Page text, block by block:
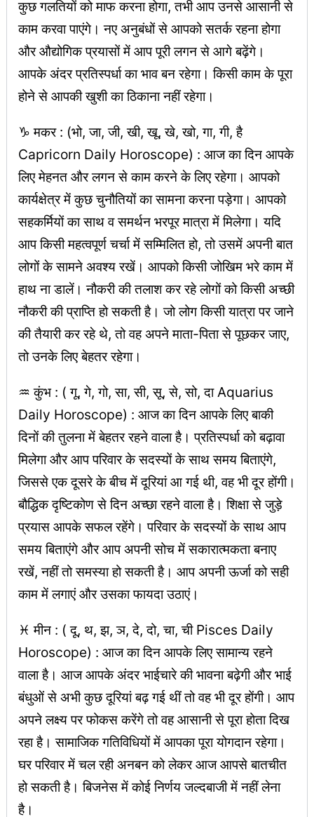
कुछ गलतियों को माफ करना होगा, तभी आप उनसे आसानी से
काम करवा पाएंगे। नए अनुबंधों से आपको सतर्क रहना होगा
और औद्योगिक प्रयासों में आप पूरी लगन से आगे बढ़ेंगे।
आपके अंदर प्रतिस्पर्धा का भाव बन रहेगा। किसी काम के पूरा
होने से आपकी खुशी का ठिकाना नहीं रहेगा।
♑ मकर : (भो, जा, जी, खी, खू, खे, खो, गा, गी, है
Capricorn Daily Horoscope) : आज का दिन आपके
लिए मेहनत और लगन से काम करने के लिए रहेगा। आपको
कार्यक्षेत्र में कुछ चुनौतियों का सामना करना पड़ेगा। आपको
सहकर्मियों का साथ व समर्थन भरपूर मात्रा में मिलेगा। यदि
आप किसी महत्वपूर्ण चर्चा में सम्मिलित हो, तो उसमें अपनी बात
लोगों के सामने अवश्य रखें। आपको किसी जोखिम भरे काम में
हाथ ना डालें। नौकरी की तलाश कर रहे लोगों को किसी अच्छी
नौकरी की प्राप्ति हो सकती है। जो लोग किसी यात्रा पर जाने
की तैयारी कर रहे थे, तो वह अपने माता-पिता से पूछकर जाए,
तो उनके लिए बेहतर रहेगा।
♒ कुंभ : ( गू, गे, गो, सा, सी, सू, से, सो, दा Aquarius
Daily Horoscope) : आज का दिन आपके लिए बाकी
दिनों की तुलना में बेहतर रहने वाला है। प्रतिस्पर्धा को बढ़ावा
मिलेगा और आप परिवार के सदस्यों के साथ समय बिताएंगे,
जिससे एक दूसरे के बीच में दूरियां आ गई थी, वह भी दूर होंगी।
बौद्धिक दृष्टिकोण से दिन अच्छा रहने वाला है। शिक्षा से जुड़े
प्रयास आपके सफल रहेंगे। परिवार के सदस्यों के साथ आप
समय बिताएंगे और आप अपनी सोच में सकारात्मकता बनाए
रखें, नहीं तो समस्या हो सकती है। आप अपनी ऊर्जा को सही
काम में लगाएं और उसका फायदा उठाएं।
♓ मीन : ( दू, थ, झ, ञ, दे, दो, चा, ची Pisces Daily
Horoscope) : आज का दिन आपके लिए सामान्य रहने
वाला है। आज आपके अंदर भाईचारे की भावना बढ़ेगी और भाई
बंधुओं से अभी कुछ दूरियां बढ़ गई थीं तो वह भी दूर होंगी। आप
अपने लक्ष्य पर फोकस करेंगे तो वह आसानी से पूरा होता दिख
रहा है। सामाजिक गतिविधियों में आपका पूरा योगदान रहेगा।
घर परिवार में चल रही अनबन को लेकर आज आपसे बातचीत
हो सकती है। बिजनेस में कोई निर्णय जल्दबाजी में नहीं लेना
है।